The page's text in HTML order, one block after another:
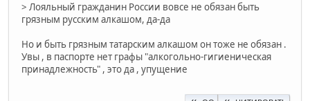
> Лояльный гражданин России вовсе не обязан быть
грязным русским алкашом, да-да
Но и быть грязным татарским алкашом он тоже не обязан .
Увы , в паспорте нет графы "алкогольно-гигиеническая
принадлежность" , это да , упущение